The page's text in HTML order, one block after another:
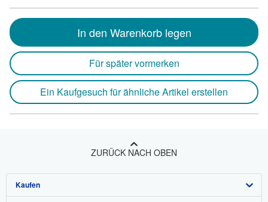
In den Warenkorb legen
Für später vormerken
Ein Kaufgesuch für ähnliche Artikel erstellen
ZURÜCK NACH OBEN
Kaufen